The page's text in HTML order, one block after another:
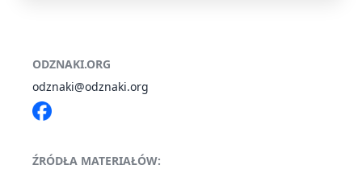
ODZNAKI.ORG
odznaki@odznaki.org
ŹRÓDŁA MATERIAŁÓW: